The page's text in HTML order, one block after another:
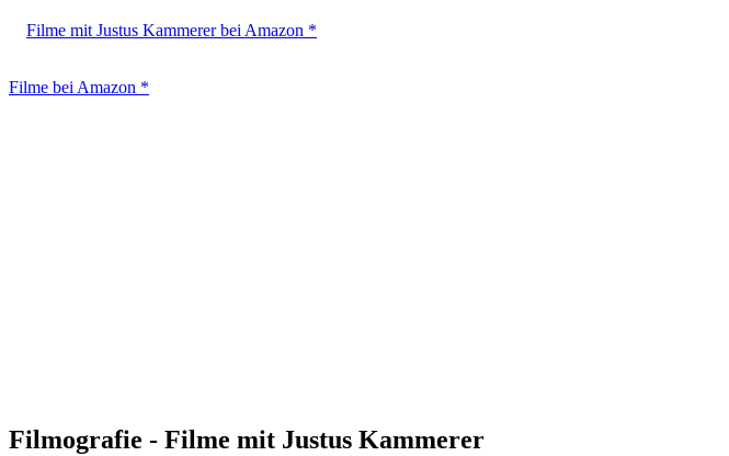
Filme mit Justus Kammerer bei Amazon *
Filme bei Amazon *
Filmografie - Filme mit Justus Kammerer